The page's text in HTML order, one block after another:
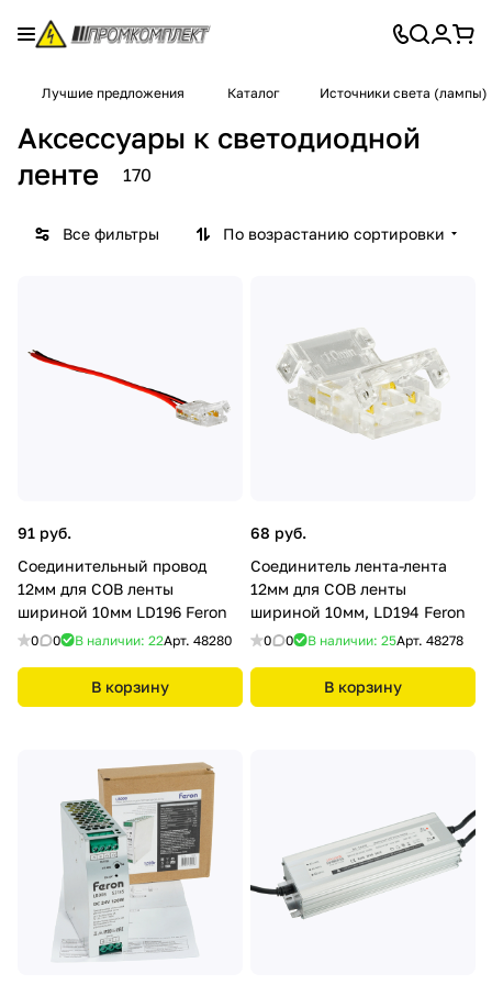
Лучшие предложения Каталог Источники света (лампы)
Аксессуары к светодиодной
ленте
170
Все фильтры По возрастанию сортировки
91 руб.
Соединительный провод
12мм для COB ленты
шириной 10мм LD196 Feron
0 0 В наличии: 22Арт. 48280
В корзину
68 руб.
Соединитель лента-лента
12мм для COB ленты
шириной 10мм, LD194 Feron
0 0 В наличии: 25Арт. 48278
В корзину